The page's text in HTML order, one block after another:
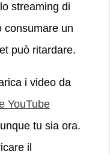
streaming di
consumare un
può ritardare.
i video da
YouTube
tu sia ora.
il